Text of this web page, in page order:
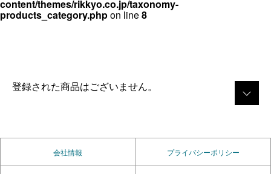
content/themes/rikkyo.co.jp/taxonomy-
products_category.phpon line8
登録された商品はございません。
会社情報 プライバシーポリシー